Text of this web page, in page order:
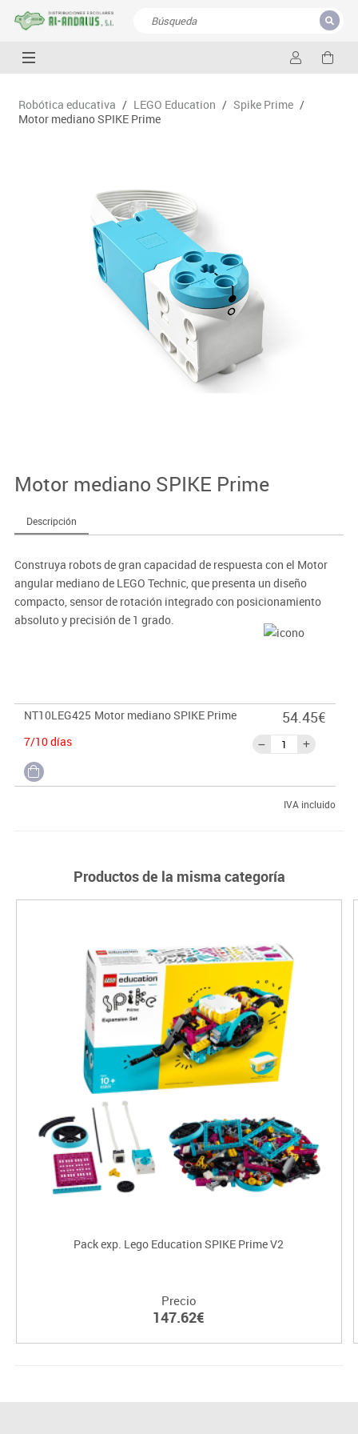
CERRAR
Robótica educativa / LEGO Education / Spike Prime /
Motor mediano SPIKE Prime
Motor mediano SPIKE Prime
Descripción
Construya robots de gran capacidad de respuesta con el Motor
angular mediano de LEGO Technic, que presenta un diseño
compacto, sensor de rotación integrado con posicionamiento
absoluto y precisión de 1 grado.
NT10LEG425 Motor mediano SPIKE Prime
7/10 días
54.45€
IVA incluido
Productos de la misma categoría
Pack exp. Lego Education SPIKE Prime V2
Precio
147.62€